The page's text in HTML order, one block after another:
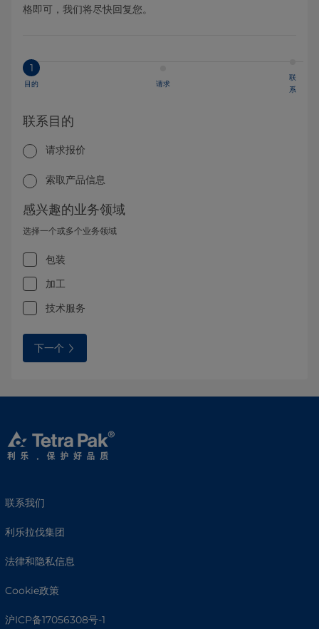
格即可，我们将尽快回复您。
1
目的 请求
联
系
联系目的
请求报价
索取产品信息
感兴趣的业务领域
选择一个或多个业务领域
包装
加工
技术服务
下一个
联系我们
利乐拉伐集团
法律和隐私信息
Cookie政策
沪ICP备17056308号-1